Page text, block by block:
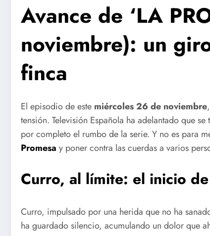
Avance de ‘LA
noviembre): un
finca
El episodio de este miércoles 26 de noviembre
tensión. Televisión Española ha adelantado que
por completo el rumbo de la serie. Y no es para
Promesa y poner contra las cuerdas a varios
Curro, al límite: el inicio
Curro, impulsado por una herida que no ha
ha guardado silencio, acumulando un dolor que